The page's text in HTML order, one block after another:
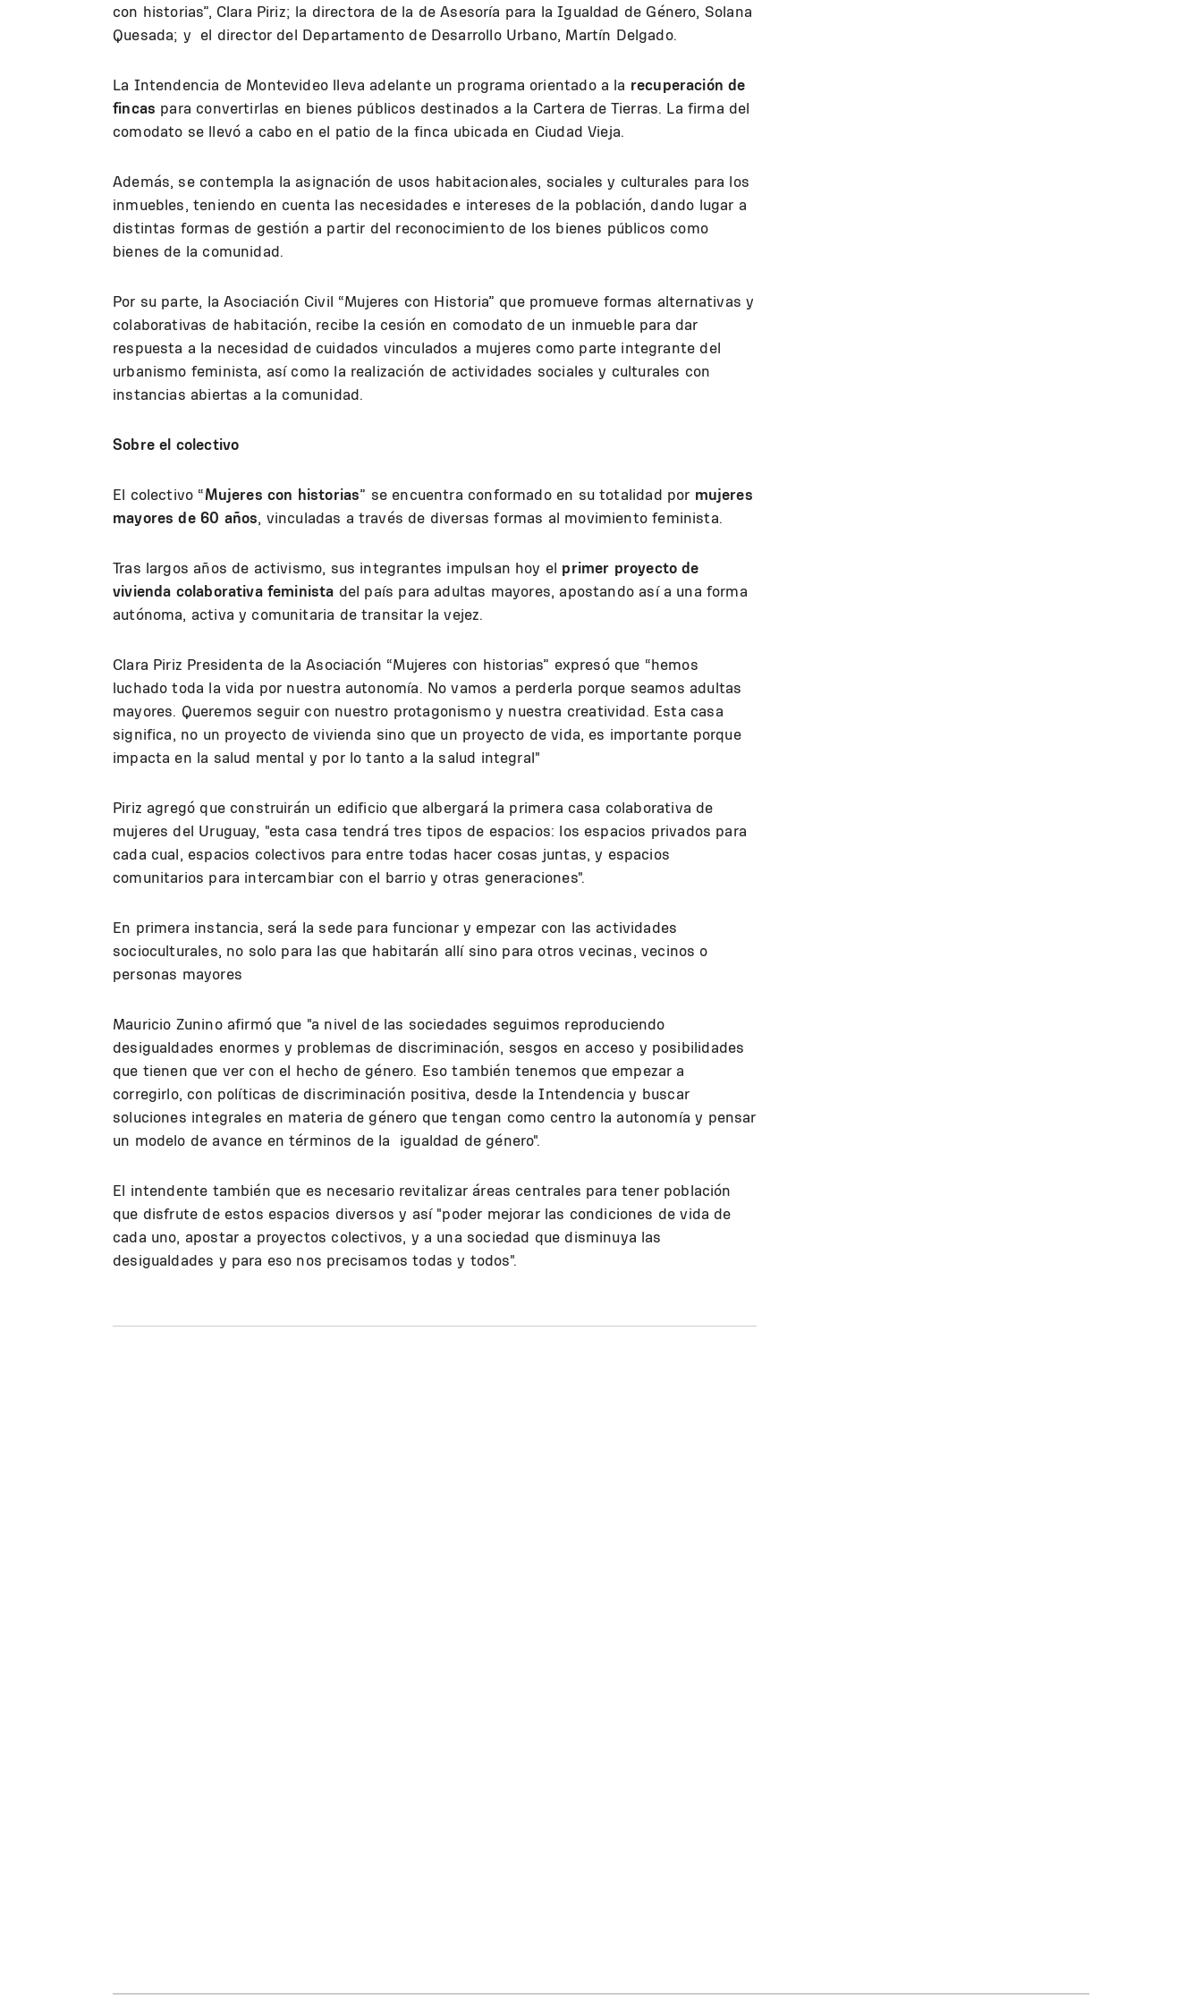
con historias”, Clara Piriz; la directora de la de Asesoría para la Igualdad de Género, Solana
Quesada; y el director del Departamento de Desarrollo Urbano, Martín Delgado.
La Intendencia de Montevideo lleva adelante un programa orientado a la recuperación de
fincas para convertirlas en bienes públicos destinados a la Cartera de Tierras. La firma del
comodato se llevó a cabo en el patio de la finca ubicada en Ciudad Vieja.
Además, se contempla la asignación de usos habitacionales, sociales y culturales para los
inmuebles, teniendo en cuenta las necesidades e intereses de la población, dando lugar a
distintas formas de gestión a partir del reconocimiento de los bienes públicos como
bienes de la comunidad.
Por su parte, la Asociación Civil “Mujeres con Historia” que promueve formas alternativas y
colaborativas de habitación, recibe la cesión en comodato de un inmueble para dar
respuesta a la necesidad de cuidados vinculados a mujeres como parte integrante del
urbanismo feminista, así como la realización de actividades sociales y culturales con
instancias abiertas a la comunidad.
Sobre el colectivo
El colectivo “Mujeres con historias” se encuentra conformado en su totalidad por mujeres
mayores de 60 años, vinculadas a través de diversas formas al movimiento feminista.
Tras largos años de activismo, sus integrantes impulsan hoy el primer proyecto de
vivienda colaborativa feminista del país para adultas mayores, apostando así a una forma
autónoma, activa y comunitaria de transitar la vejez.
Clara Piriz Presidenta de la Asociación “Mujeres con historias” expresó que “hemos
luchado toda la vida por nuestra autonomía. No vamos a perderla porque seamos adultas
mayores. Queremos seguir con nuestro protagonismo y nuestra creatividad. Esta casa
significa, no un proyecto de vivienda sino que un proyecto de vida, es importante porque
impacta en la salud mental y por lo tanto a la salud integral"
Piriz agregó que construirán un edificio que albergará la primera casa colaborativa de
mujeres del Uruguay, "esta casa tendrá tres tipos de espacios: los espacios privados para
cada cual, espacios colectivos para entre todas hacer cosas juntas, y espacios
comunitarios para intercambiar con el barrio y otras generaciones".
En primera instancia, será la sede para funcionar y empezar con las actividades
socioculturales, no solo para las que habitarán allí sino para otros vecinas, vecinos o
personas mayores
Mauricio Zunino afirmó que "a nivel de las sociedades seguimos reproduciendo
desigualdades enormes y problemas de discriminación, sesgos en acceso y posibilidades
que tienen que ver con el hecho de género. Eso también tenemos que empezar a
corregirlo, con políticas de discriminación positiva, desde la Intendencia y buscar
soluciones integrales en materia de género que tengan como centro la autonomía y pensar
un modelo de avance en términos de la igualdad de género".
El intendente también que es necesario revitalizar áreas centrales para tener población
que disfrute de estos espacios diversos y así "poder mejorar las condiciones de vida de
cada uno, apostar a proyectos colectivos, y a una sociedad que disminuya las
desigualdades y para eso nos precisamos todas y todos".